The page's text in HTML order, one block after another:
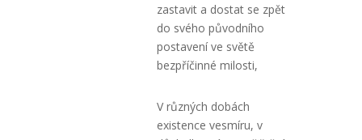
zastavit a dostat se zpět
do svého původního
postavení ve světě
bezpříčinné milosti,
V různých dobách
existence vesmíru, v